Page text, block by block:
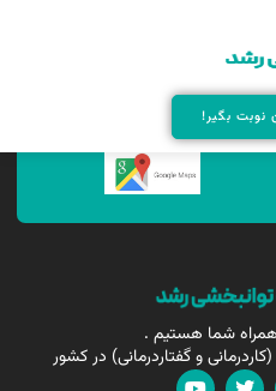
نوبت بگیر!
پیدا کنید !
و گفتاردرمانی) در کشور